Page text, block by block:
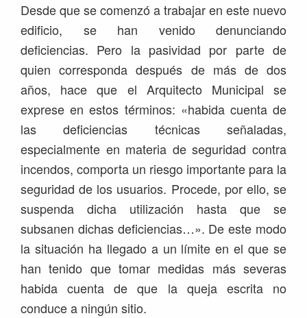
Desde que se comenzó a trabajar en este nuevo
edificio, se han venido denunciando
deficiencias. Pero la pasividad por parte de
quien corresponda después de más de dos
años, hace que el Arquitecto Municipal se
exprese en estos términos: «habida cuenta de
las deficiencias técnicas señaladas,
especialmente en materia de seguridad contra
incendos, comporta un riesgo importante para la
seguridad de los usuarios. Procede, por ello, se
suspenda dicha utilización hasta que se
subsanen dichas deficiencias…». De este modo
la situación ha llegado a un límite en el que se
han tenido que tomar medidas más severas
habida cuenta de que la queja escrita no
conduce a ningún sitio.